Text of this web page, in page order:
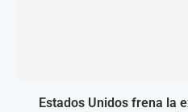
Estados Unidos frena la